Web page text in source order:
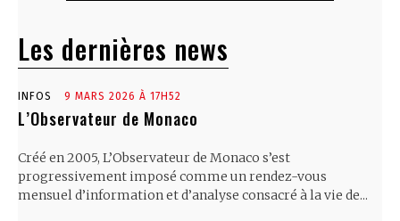
Les dernières news
INFOS 9 MARS 2026 À 17H52
L’Observateur de Monaco
Créé en 2005, L’Observateur de Monaco s’est
progressivement imposé comme un rendez-vous
mensuel d’information et d’analyse consacré à la vie de...